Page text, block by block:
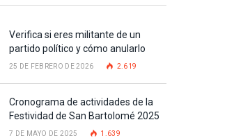
Verifica si eres militante de un
partido político y cómo anularlo
25 DE FEBRERO DE 2026 2.619
Cronograma de actividades de la
Festividad de San Bartolomé 2025
7 DE MAYO DE 2025 1.639